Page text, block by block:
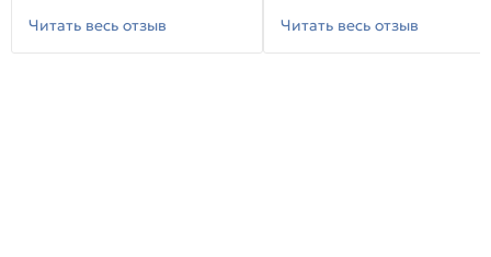
Читать весь отзыв
Читать весь отзыв